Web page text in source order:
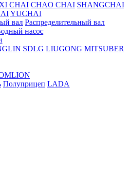
XI CHAI CHAO CHAI SHANGCHAI
YUCHAI
вал Распределительный вал
насос
SDLG LIUGONG MITSUBER
Полуприцеп LADA